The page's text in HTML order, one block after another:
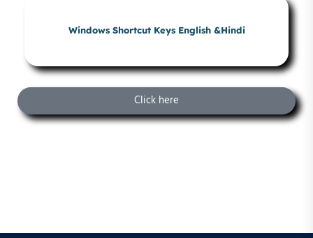
Windows Shortcut Keys English &Hindi
Click here